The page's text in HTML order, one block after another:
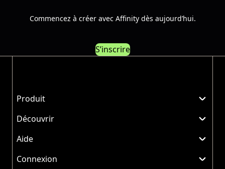
Commencez à créer avec Affinity dès aujourd’hui.
S’inscrire
Produit
Découvrir
Aide
Connexion